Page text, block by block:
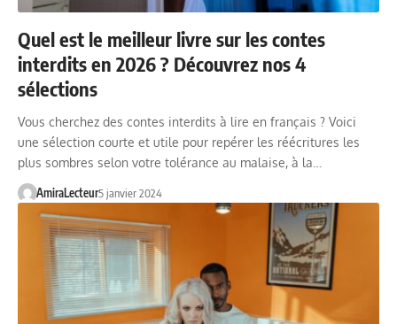
Quel est le meilleur livre sur les contes
interdits en 2026 ? Découvrez nos 4
sélections
Vous cherchez des contes interdits à lire en français ? Voici
une sélection courte et utile pour repérer les réécritures les
plus sombres selon votre tolérance au malaise, à la…
AmiraLecteur5 janvier 2024